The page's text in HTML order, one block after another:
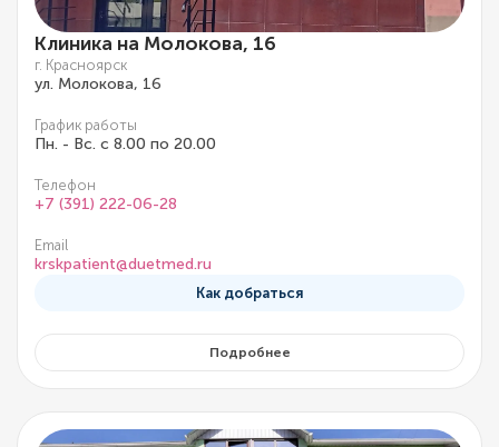
Клиника на Молокова, 16
г. Красноярск
ул. Молокова, 16
График работы
Пн. - Вс. с 8.00 по 20.00
Телефон
+7 (391) 222-06-28
Email
krskpatient@duetmed.ru
Как добраться
Подробнее